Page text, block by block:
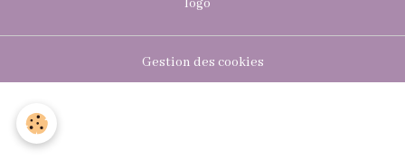
Gestion des cookies